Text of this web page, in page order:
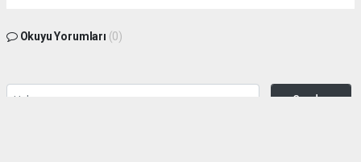
Okuyu Yorumları (0)
Gonder